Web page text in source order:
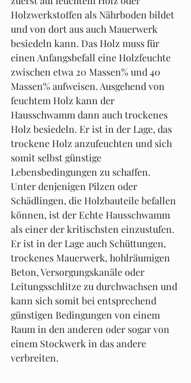
Holzwerkstoffen als Nährboden bildet
und von dort aus auch Mauerwerk
besiedeln kann. Das Holz muss für
einen Anfangsbefall eine Holzfeuchte
zwischen etwa 20 Massen% und 40
Massen% aufweisen. Ausgehend von
feuchtem Holz kann der
Hausschwamm dann auch trockenes
Holz besiedeln. Er ist in der Lage, das
trockene Holz anzufeuchten und sich
somit selbst günstige
Lebensbedingungen zu schaffen.
Unter denjenigen Pilzen oder
Schädlingen, die Holzbauteile befallen
können, ist der Echte Hausschwamm
als einer der kritischsten einzustufen.
Er ist in der Lage auch Schüttungen,
trockenes Mauerwerk, hohlräumigen
Beton, Versorgungskanäle oder
Leitungsschlitze zu durchwachsen und
kann sich somit bei entsprechend
günstigen Bedingungen von einem
Raum in den anderen oder sogar von
einem Stockwerk in das andere
verbreiten.